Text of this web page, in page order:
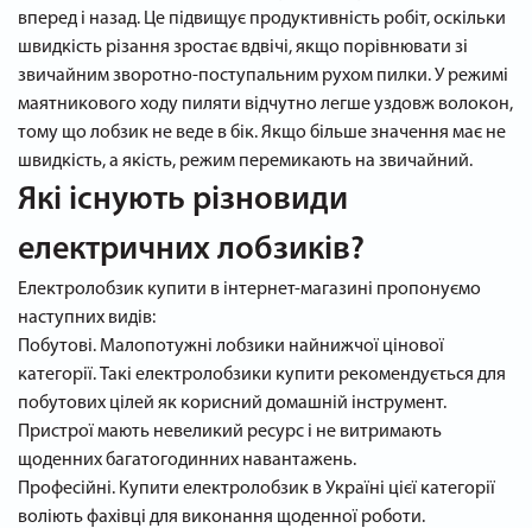
вперед і назад. Це підвищує продуктивність робіт, оскільки
швидкість різання зростає вдвічі, якщо порівнювати зі
звичайним зворотно-поступальним рухом пилки. У режимі
маятникового ходу пиляти відчутно легше уздовж волокон,
тому що лобзик не веде в бік. Якщо більше значення має не
швидкість, а якість, режим перемикають на звичайний.
Які існують різновиди
електричних лобзиків?
Електролобзик купити в інтернет-магазині пропонуємо
наступних видів:
Побутові. Малопотужні лобзики найнижчої цінової
категорії. Такі електролобзики купити рекомендується для
побутових цілей як корисний домашній інструмент.
Пристрої мають невеликий ресурс і не витримають
щоденних багатогодинних навантажень.
Професійні. Купити електролобзик в Україні цієї категорії
воліють фахівці для виконання щоденної роботи.